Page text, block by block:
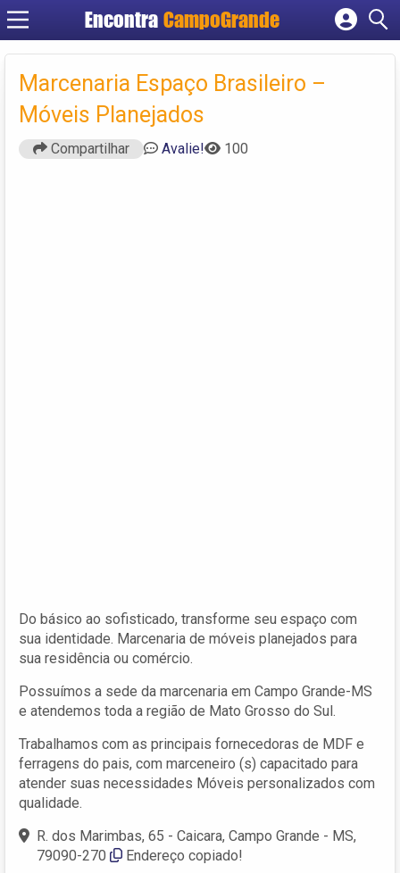
Encontra CampoGrande
Cadastrar empresa
Criar conta
Marcenaria Espaço Brasileiro –
Móveis Planejados
Compartilhar Avalie! 100
Do básico ao sofisticado, transforme seu espaço com
sua identidade. Marcenaria de móveis planejados para
sua residência ou comércio.
Possuímos a sede da marcenaria em Campo Grande-MS
e atendemos toda a região de Mato Grosso do Sul.
Trabalhamos com as principais fornecedoras de MDF e
ferragens do pais, com marceneiro (s) capacitado para
atender suas necessidades Móveis personalizados com
qualidade.
R. dos Marimbas, 65 - Caicara, Campo Grande - MS,
79090-270
Endereço copiado!